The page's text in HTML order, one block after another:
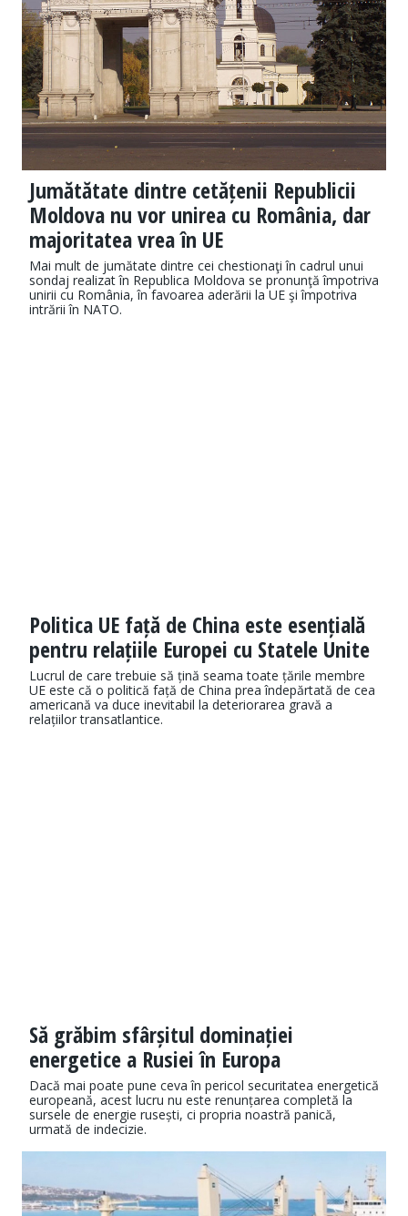
Jumătătate dintre cetățenii Republicii
Moldova nu vor unirea cu România, dar
majoritatea vrea în UE
Mai mult de jumătate dintre cei chestionaţi în cadrul unui
sondaj realizat în Republica Moldova se pronunţă împotriva
unirii cu România, în favoarea aderării la UE şi împotriva
intrării în NATO.
Politica UE față de China este esențială
pentru relațiile Europei cu Statele Unite
Lucrul de care trebuie să țină seama toate țările membre
UE este că o politică față de China prea îndepărtată de cea
americană va duce inevitabil la deteriorarea gravă a
relațiilor transatlantice.
Să grăbim sfârșitul dominației
energetice a Rusiei în Europa
Dacă mai poate pune ceva în pericol securitatea energetică
europeană, acest lucru nu este renunțarea completă la
sursele de energie rusești, ci propria noastră panică,
urmată de indecizie.